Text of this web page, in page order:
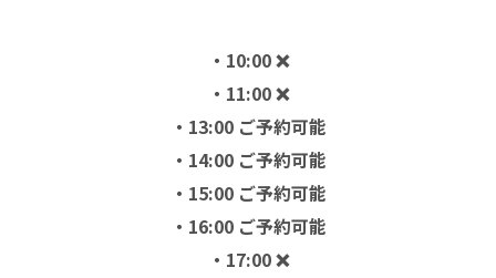
・10:00 ❌
・11:00 ❌
・13:00 ご予約可能
・14:00 ご予約可能
・15:00 ご予約可能
・16:00 ご予約可能
・17:00 ❌